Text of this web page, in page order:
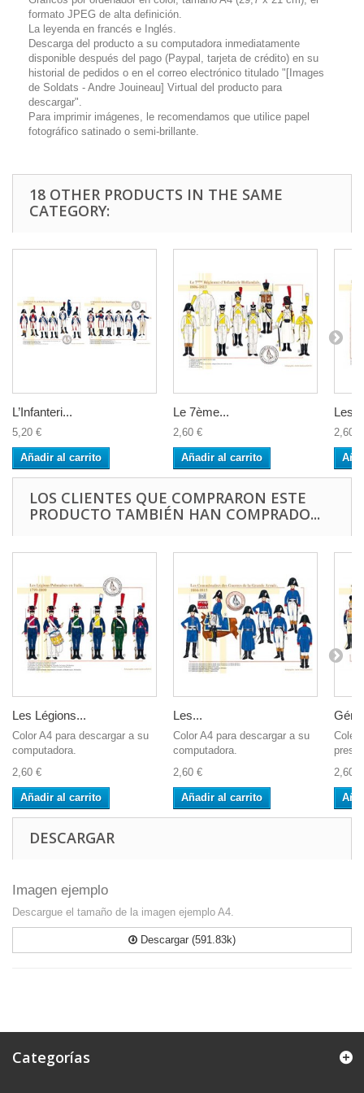
formato JPEG de alta definición.
La leyenda en francés e Inglés.
Descarga del producto a su computadora inmediatamente
disponible después del pago (Paypal, tarjeta de crédito) en su
historial de pedidos o en el correo electrónico titulado "[Images
de Soldats - Andre Jouineau] Virtual del producto para
descargar".
Para imprimir imágenes, le recomendamos que utilice papel
fotográfico satinado o semi-brillante.
18 OTHER PRODUCTS IN THE SAME
CATEGORY:
L’Infanteri...
5,20 €
Añadir al carrito
Le 7ème...
2,60 €
Añadir al carrito
Les
2,60 €
LOS CLIENTES QUE COMPRARON ESTE
PRODUCTO TAMBIÉN HAN COMPRADO...
Les Légions...
Color A4 para descargar a su
computadora.
2,60 €
Añadir al carrito
Les...
Color A4 para descargar a su
computadora.
2,60 €
Añadir al carrito
2,60 €
DESCARGAR
Imagen ejemplo
Descargue el tamaño de la imagen ejemplo A4.
Descargar (591.83k)
Categorías